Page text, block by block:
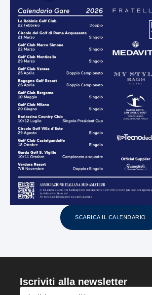
SCARICA IL CALENDARIO
Iscriviti alla newsletter